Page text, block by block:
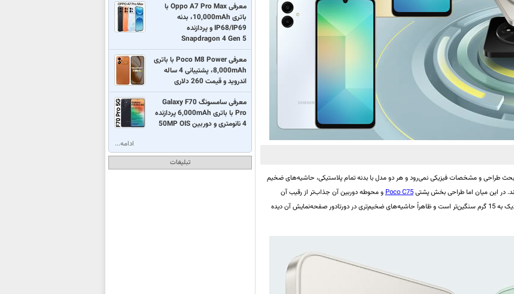
بحث طراحی و مشخصات فیزیکی نمی‌رود و هر دو مدل با بدنه تمام پلاستیکی، حاشیه‌های ضخیم
در این میان اما طراحی بخش پشتیPoco C75و محوطه دوربین آن جذاب‌تر از رقیب آن
به‌نظر می‌رسد اما در عوض طول و عرض و ارتفاع بیش‌تری داشته، نزدیک به 15 گرم سنگین‌تر است و ظاهراً حاشیه‌های ضخیم‌تری در دورتادور صفحه‌نمایش آن دیده
معرفی Oppo A7 Pro Max با
باتری 10,000mAh، بدنه
IP68/IP69 و پردازنده
Snapdragon 4 Gen 5
معرفی Poco M8 Power با باتری
8,000mAh، پشتیبانی 4 ساله
اندروید و قیمت 260 دلاری
معرفی سامسونگ Galaxy F70
Pro با باتری 6,000mAh پردازنده
4 نانومتری و دوربین 50MP OIS
ادامه...
تبلیغات